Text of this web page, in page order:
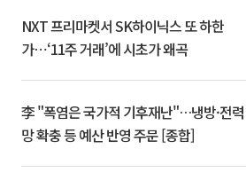
NXT 프리마켓서 SK하이닉스 또 하한
가⋯‘11주 거래’에 시초가 왜곡
李 "폭염은 국가적 기후재난"…냉방·전력
망 확충 등 예산 반영 주문 [종합]